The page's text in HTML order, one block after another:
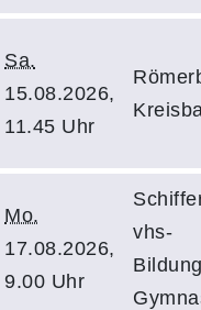
Sa.
15.08.2026,
11.45 Uhr
Mo.
17.08.2026,
9.00 Uhr
vhs-